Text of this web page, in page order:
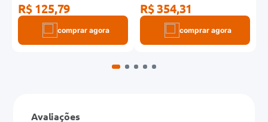
R$ 125,79
comprar agora
R$ 354,31
comprar agora
Avaliações